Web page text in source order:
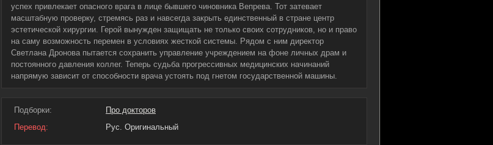
успех привлекает опасного врага в лице бывшего чиновника Вепрева. Тот затевает
масштабную проверку, стремясь раз и навсегда закрыть единственный в стране центр
эстетической хирургии. Герой вынужден защищать не только своих сотрудников, но и право
на саму возможность перемен в условиях жесткой системы. Рядом с ним директор
Светлана Дронова пытается сохранить управление учреждением на фоне личных драм и
постоянного давления коллег. Теперь судьба прогрессивных медицинских начинаний
напрямую зависит от способности врача устоять под гнетом государственной машины.
Подборки:
Про докторов
Перевод:
Рус. Оригинальный